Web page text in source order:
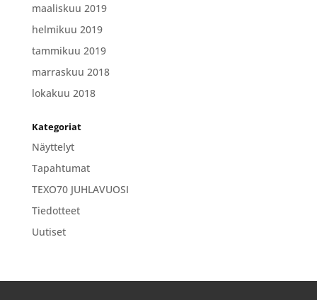
maaliskuu 2019
helmikuu 2019
tammikuu 2019
marraskuu 2018
lokakuu 2018
Kategoriat
Näyttelyt
Tapahtumat
TEXO70 JUHLAVUOSI
Tiedotteet
Uutiset